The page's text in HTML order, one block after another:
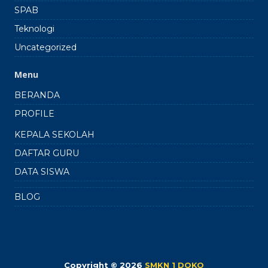
SPAB
Teknologi
Uncategorized
Menu
BERANDA
PROFILE
KEPALA SEKOLAH
DAFTAR GURU
DATA SISWA
BLOG
Copyright © 2026 SMKN 1 DOKO